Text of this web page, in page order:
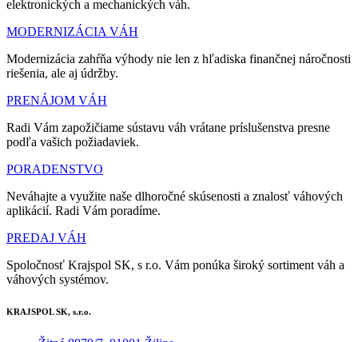
elektronických a mechanických váh.
MODERNIZÁCIA VÁH
Modernizácia zahŕňa výhody nie len z hľadiska finančnej náročnosti
riešenia, ale aj údržby.
PRENÁJOM VÁH
Radi Vám zapožičiame sústavu váh vrátane príslušenstva presne
podľa vašich požiadaviek.
PORADENSTVO
Neváhajte a využite naše dlhoročné skúsenosti a znalosť váhových
aplikácií. Radi Vám poradíme.
PREDAJ VÁH
Spoločnosť Krajspol SK, s r.o. Vám ponúka široký sortiment váh a
váhových systémov.
KRAJSPOL SK, s.r.o.